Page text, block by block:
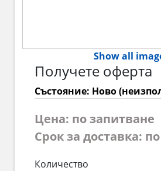
Show all
Получете оферта
Състояние: Ново
Цена: по запитване
Срок за доставка:
Количество